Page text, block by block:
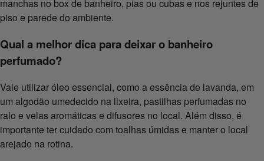
manchas no box de banheiro, pias ou cubas e nos rejuntes de
piso e parede do ambiente.
Qual a melhor dica para deixar o banheiro
perfumado?
Vale utilizar óleo essencial, como a essência de lavanda, em
um algodão umedecido na lixeira, pastilhas perfumadas no
ralo e velas aromáticas e difusores no local. Além disso, é
importante ter cuidado com toalhas úmidas e manter o local
arejado na rotina.